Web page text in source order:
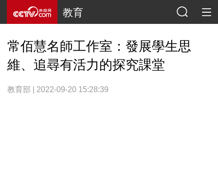
教育
常佰慧名師工作室：發展學生思
維、追尋有活力的探究課堂
教育部 | 2022-09-20 15:28:39